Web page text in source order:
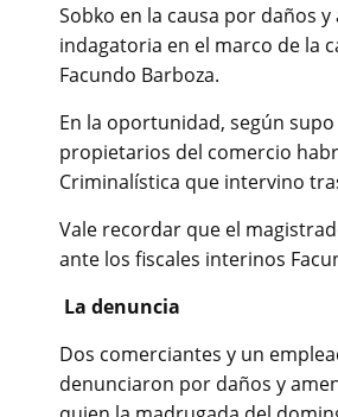
Sobko en la causa por daños
indagatoria en el marco de la
Facundo Barboza.
En la oportunidad, según supo
propietarios del comercio
Criminalística que intervino
Vale recordar que el
ante los fiscales interinos
La denuncia
Dos comerciantes y un
denunciaron por daños y